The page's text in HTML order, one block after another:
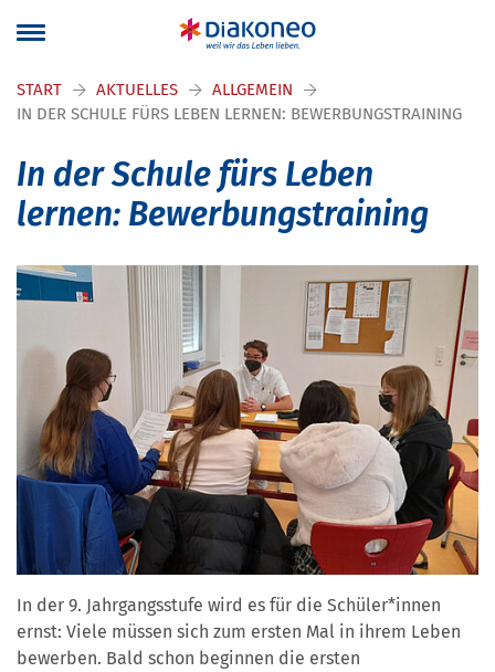
START AKTUELLES
ALLGEMEIN
IN DER SCHULE FÜRS LEBEN LERNEN: BEWERBUNGSTRAINING
In der Schule fürs Leben
lernen: Bewerbungstraining
In der 9. Jahrgangsstufe wird es für die Schüler*innen
ernst: Viele müssen sich zum ersten Mal in ihrem Leben
bewerben. Bald schon beginnen die ersten